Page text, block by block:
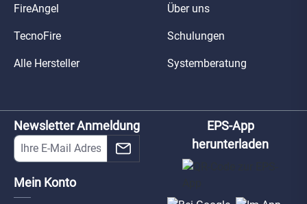
FireAngel
TecnoFire
Alle Hersteller
Über uns
Schulungen
Systemberatung
Newsletter Anmeldung
Mein Konto
EPS-App
herunterladen